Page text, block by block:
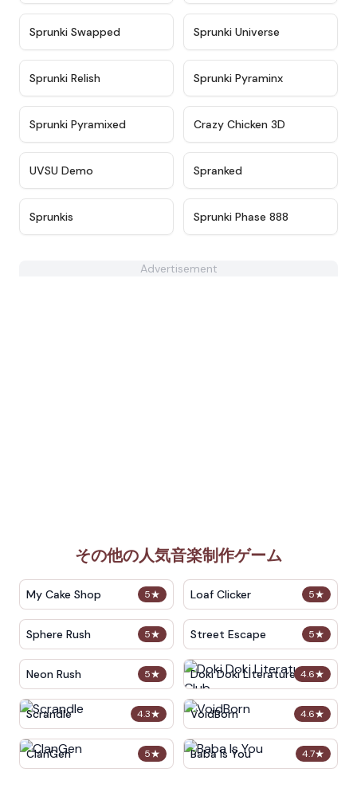
Sprunki Swapped Sprunki Universe
Sprunki Relish Sprunki Pyraminx
Sprunki Pyramixed Crazy Chicken 3D
UVSU Demo Spranked
Sprunkis Sprunki Phase 888
Advertisement
その他の人気音楽制作ゲーム
5★
My Cake Shop 5★
Loaf Clicker
5★
Sphere Rush 5★
Street Escape
5★
Neon Rush 4.6★
Doki Doki Literature Club
4.3★
Scrandle 4.6★
VoidBorn
5★
ClanGen 4.7★
Baba Is You